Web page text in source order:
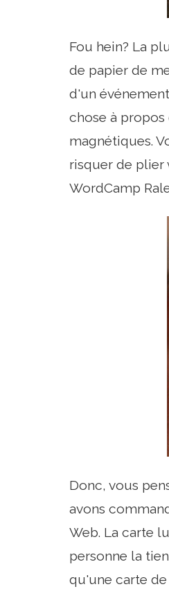
Fou hein? La
de papier de
d'un
chose à
magnétiques.
risquer de plier
WordCamp
Donc, vous
avons
Web. La carte
personne la
qu'une carte